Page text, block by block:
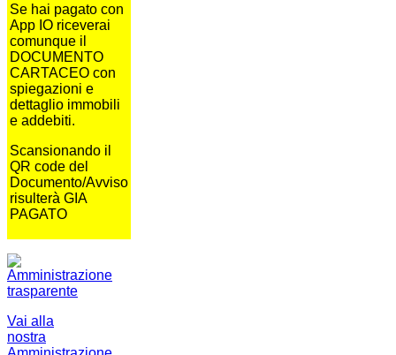
Se hai pagato con
App IO riceverai
comunque il
DOCUMENTO
CARTACEO con
spiegazioni e
dettaglio immobili
e addebiti.
Scansionando il
QR code del
Documento/Avviso
risulterà GIA
PAGATO
Vai alla
nostra